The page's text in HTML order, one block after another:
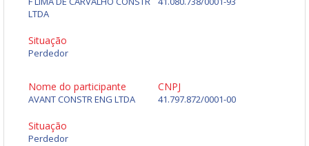
LTDA
Situação
Perdedor
Nome do participante
AVANT CONSTR ENG LTDA
CNPJ
41.797.872/0001-00
Situação
Perdedor